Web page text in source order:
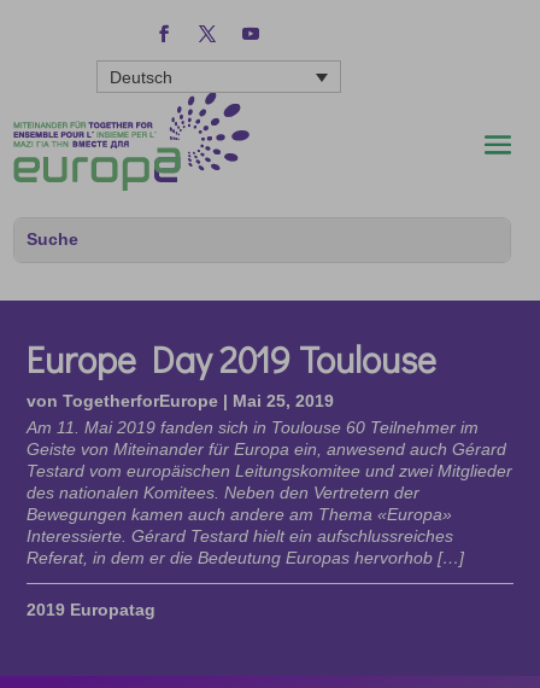
Deutsch
Europe Day 2019 Toulouse
vonTogetherforEurope | Mai 25, 2019
Am 11. Mai 2019 fanden sich in Toulouse 60 Teilnehmer im
Geiste von Miteinander für Europa ein, anwesend auch Gérard
Testard vom europäischen Leitungskomitee und zwei Mitglieder
des nationalen Komitees. Neben den Vertretern der
Bewegungen kamen auch andere am Thema «Europa»
Interessierte. Gérard Testard hielt ein aufschlussreiches
Referat, in dem er die Bedeutung Europas hervorhob […]
2019 Europatag